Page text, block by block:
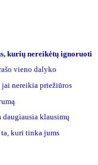
kurių nereikėtų ignoruoti
vieno dalyko
nereikia priežiūros
klausimų
kuri tinka jums